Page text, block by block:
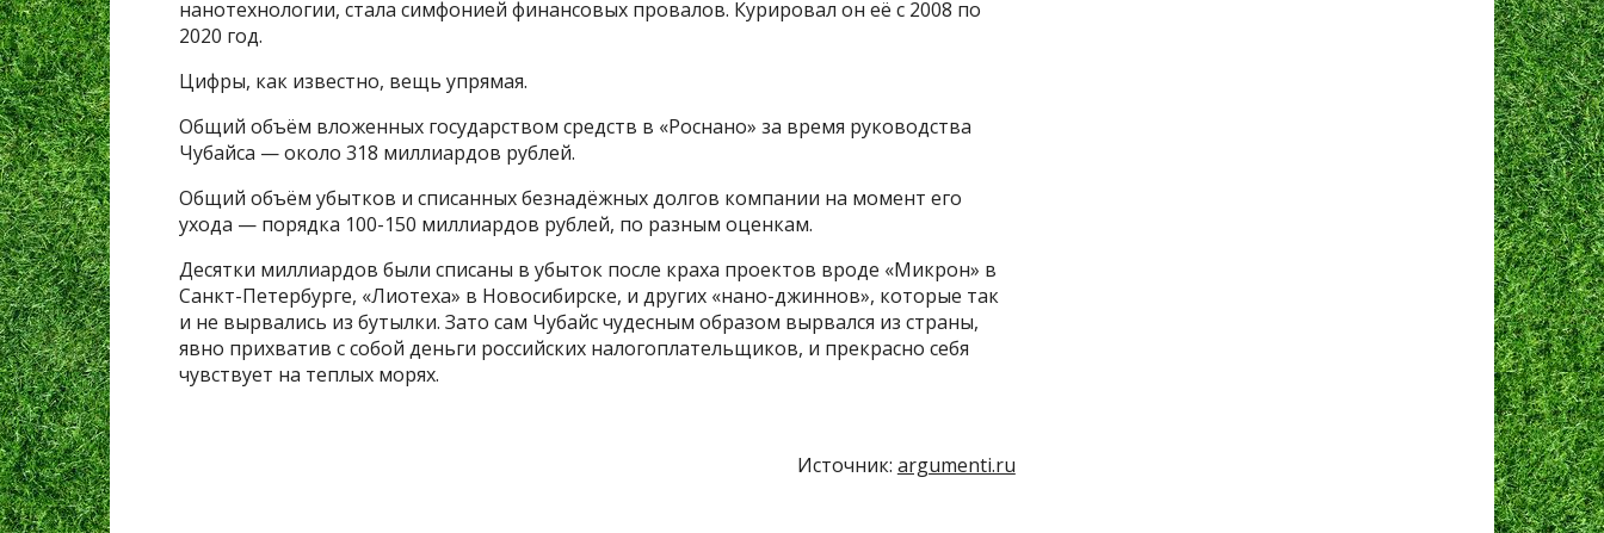
нанотехнологии, стала симфонией финансовых провалов. Курировал он её с 2008 по
2020 год.
Цифры, как известно, вещь упрямая.
Общий объём вложенных государством средств в «Роснано» за время руководства
Чубайса — около 318 миллиардов рублей.
Общий объём убытков и списанных безнадёжных долгов компании на момент его
ухода — порядка 100-150 миллиардов рублей, по разным оценкам.
Десятки миллиардов были списаны в убыток после краха проектов вроде «Микрон» в
Санкт-Петербурге, «Лиотеха» в Новосибирске, и других «нано-джиннов», которые так
и не вырвались из бутылки. Зато сам Чубайс чудесным образом вырвался из страны,
явно прихватив с собой деньги российских налогоплательщиков, и прекрасно себя
чувствует на теплых морях.
Источник: argumenti.ru